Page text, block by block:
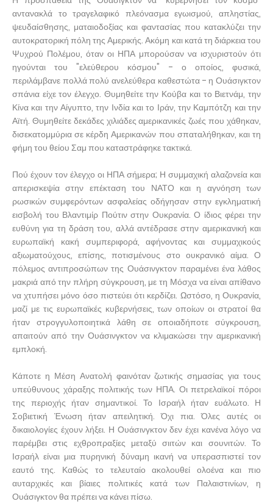
αντανακλά το τραγελαφικό πλεόνασμα εγωισμού, απληστίας,
ψευδαίσθησης, ματαιοδοξίας και φαντασίας που κατακλύζει την
αυτοκρατορική πόλη της Αμερικής. Ακόμη και κατά τη διάρκεια του
Ψυχρού Πολέμου, όταν οι ΗΠΑ μπορούσαν να ισχυριστούν ότι
ηγούνται του "ελεύθερου κόσμου" - ο οποίος, φυσικά,
περιλάμβανε πολλά πολύ ανελεύθερα καθεστώτα - η Ουάσιγκτον
σπάνια είχε τον έλεγχο. Θυμηθείτε την Κούβα και το Βιετνάμ, την
Κίνα και την Αίγυπτο, την Ινδία και το Ιράν, την Καμπότζη και την
Αϊτή. Θυμηθείτε δεκάδες χιλιάδες αμερικανικές ζωές που χάθηκαν,
δισεκατομμύρια σε κέρδη Αμερικανών που σπαταλήθηκαν, και τη
φήμη του θείου Σαμ που καταστράφηκε τακτικά.
Πού έχουν τον έλεγχο οι ΗΠΑ σήμερα; Η συμμαχική αλαζονεία και
απερισκεψία στην επέκταση του ΝΑΤΟ και η αγνόηση των
ρωσικών συμφερόντων ασφαλείας οδήγησαν στην εγκληματική
εισβολή του Βλαντιμίρ Πούτιν στην Ουκρανία. Ο ίδιος φέρει την
ευθύνη για τη δράση του, αλλά αντέδρασε στην αμερικανική και
ευρωπαϊκή κακή συμπεριφορά, αφήνοντας και συμμαχικούς
αξιωματούχους, επίσης, ποτισμένους στο ουκρανικό αίμα. Ο
πόλεμος αντιπροσώπων της Ουάσινγκτον παραμένει ένα λάθος
μακριά από την πλήρη σύγκρουση, με τη Μόσχα να είναι απίθανο
να χτυπήσει μόνο όσο πιστεύει ότι κερδίζει. Ωστόσο, η Ουκρανία,
μαζί με τις ευρωπαϊκές κυβερνήσεις, των οποίων οι στρατοί θα
ήταν στρογγυλοποιητικά λάθη σε οποιαδήποτε σύγκρουση,
απαιτούν από την Ουάσινγκτον να κλιμακώσει την αμερικανική
εμπλοκή.
Κάποτε η Μέση Ανατολή φαινόταν ζωτικής σημασίας για τους
υπεύθυνους χάραξης πολιτικής των ΗΠΑ. Οι πετρελαϊκοί πόροι
της περιοχής ήταν σημαντικοί. Το Ισραήλ ήταν ευάλωτο. Η
Σοβιετική Ένωση ήταν απειλητική. Όχι πια. Όλες αυτές οι
δικαιολογίες έχουν λήξει. Η Ουάσινγκτον δεν έχει κανένα λόγο να
παρέμβει στις εχθροπραξίες μεταξύ σιιτών και σουνιτών. Το
Ισραήλ είναι μια πυρηνική δύναμη ικανή να υπερασπιστεί τον
εαυτό της. Καθώς το τελευταίο ακολουθεί ολοένα και πιο
αυταρχικές και βίαιες πολιτικές κατά των Παλαιστινίων, η
Ουάσιγκτον θα πρέπει να κάνει πίσω.